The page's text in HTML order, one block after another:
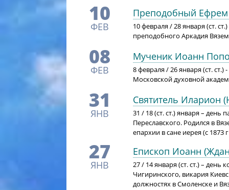
10
ФЕВ
Преподобный
10 февраля / 28 января (ст.
преподобного Аркадия
08
ФЕВ
Мученик Иоанн
8 февраля / 26 января (ст.
Московской духовной
31
ЯНВ
Святитель Иларион
31 / 18 (ст. ст.) января – день
Переславского. Родился в
епархии в сане иерея (с 1873
27
ЯНВ
Епископ Иоанн
27 / 14 января (ст. ст.) –
Чигиринского, викария
должностях в Смоленске и